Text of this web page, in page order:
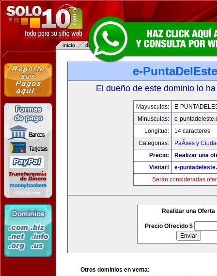
e-
El dueño de este dominio lo
Mayusculas:
E-
Minusculas:
e-
Longitud:
14 caracteres
Categorias:
PaÃ­ses y
Precio:
Realizar una
Visitar!
e-
Serán consideradas
Realizar una Oferta
Precio Ofrecido $
Otros dominios en venta: